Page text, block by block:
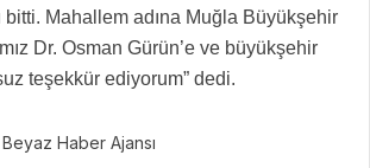
bitti. Mahallem adına Muğla Büyükşehir
Dr. Osman Gürün’e ve büyükşehir
teşekkür ediyorum” dedi.
Haber Ajansı